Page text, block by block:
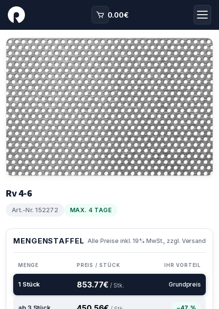
0.00€
Rv 4-6
Art.-Nr. 152272 MAX. 4 TAGE
MENGENSTAFFEL Alle Preise inkl. 19% MwSt., zzgl. Versand
MENGE PREIS / STÜCK IHR VORTEIL
1 Stück 853.77€ / Stk. Grundpreis